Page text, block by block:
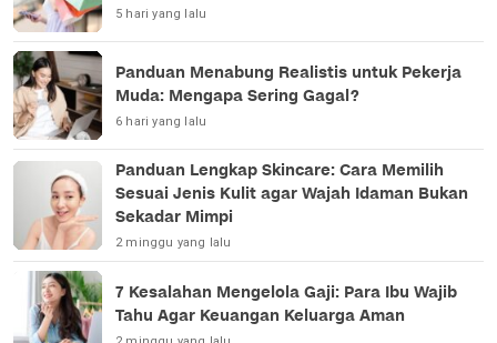
5 hari yang lalu
Panduan Menabung Realistis untuk Pekerja
Muda: Mengapa Sering Gagal?
6 hari yang lalu
Panduan Lengkap Skincare: Cara Memilih
Sesuai Jenis Kulit agar Wajah Idaman Bukan
Sekadar Mimpi
2 minggu yang lalu
7 Kesalahan Mengelola Gaji: Para Ibu Wajib
Tahu Agar Keuangan Keluarga Aman